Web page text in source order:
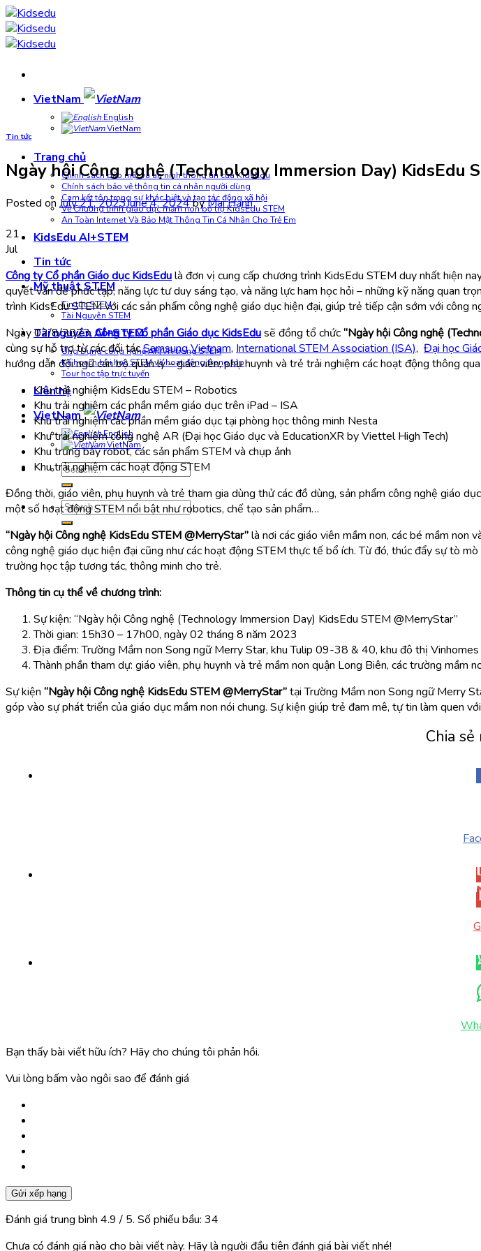
Skip
to
content
VietNam
English
VietNam
Trang chủ
Chính sách bảo mật và an ninh thông tin của KidsEdu
Chính sách bảo vệ thông tin cá nhân người dùng
Cam kết tôn trọng sự khác biệt và tạo tác động xã hội
Về Chương trình giáo dục mầm non bổ trợ KidsEdu STEM
An Toàn Internet Và Bảo Mật Thông Tin Cá Nhân Cho Trẻ Em
KidsEdu AI+STEM
Tin tức
Mỹ thuật STEM
Tin tức STEM
Tài Nguyên STEM
Tài nguyên AI+STEM
Ứng Dụng công nghệ AR/VR trong STEM
Kế hoạch bài học STEM và hoạt động trong lớp
Tour học tập trực tuyến
Liên hệ
VietNam
English
VietNam
Search
for:
Search
for:
Tin tức
Ngày hội Công nghệ (Technology Immersion Day) KidsEdu
Posted on July 21, 2023June 4, 2024byMai Hạnh
21
Jul
Công ty Cổ phần Giáo dục KidsEdulà đơn vị cung cấp chương trình KidsEdu STEM duy nhất hiện
quyết vấn đề phức tạp, năng lực tư duy sáng tạo, và năng lực ham học hỏi – những kỹ năng quan
trình KidsEdu STEM với các sản phẩm công nghệ giáo dục hiện đại, giúp trẻ tiếp cận sớm với
Ngày 02/8/2023,Công ty Cổ phần Giáo dục KidsEdusẽ đồng tổ chức“Ngày hội Công nghệ
cùng sựhỗ trợ từ các đốitácSamsung Vietnam, International STEM Association (ISA), Đại học
hướng dẫn đội ngũ cán bộ quản lý – giáo viên, phụ huynh và trẻ trải nghiệm các hoạt động thông
Khu trải nghiệm KidsEdu STEM – Robotics
Khu trải nghiệm các phần mềm giáo dục trên iPad – ISA
Khu trải nghiệm các phần mềm giáo dục tại phòng học thông minh Nesta
Khu trải nghiệm công nghệ AR (Đại học Giáo dục và EducationXR by Viettel High Tech)
Khu trưng bày robot, các sản phẩm STEM và chụp ảnh
Khu trải nghiệm các hoạt động STEM
Đồng thời, giáo viên, phụ huynh và trẻ tham gia dùng thử các đồ dùng, sản phẩm công nghệ giáo
một số hoạt động STEM nổi bật như robotics, chế tạo sản phẩm…
“Ngày hội Công nghệ KidsEdu STEM @MerryStar”là nơi các giáo viên mầm non, các bé mầm non
công nghệ giáo dục hiện đại cũng như các hoạt động STEM thực tế bổ ích. Từ đó, thúc đẩy sự tò
trường học tập tương tác, thông minh cho trẻ.
Thông tin cụ thể về chương trình:
Sự kiện: “Ngày hội Công nghệ (Technology Immersion Day) KidsEdu STEM @MerryStar”
Thời gian: 15h30 – 17h00, ngày 02 tháng 8 năm 2023
Địa điểm: Trường Mầm non Song ngữ Merry Star, khu Tulip 09-38 & 40, khu đô thị
Thành phần tham dự: giáo viên, phụ huynh và trẻ mầm non quận Long Biên, các trường mầm
Sự kiện “Ngày hội Công nghệ KidsEdu STEM @MerryStar”tại Trường Mầm non Song ngữ Merry
góp vào sự phát triển của giáo dục mầm non nói chung. Sự kiện giúp trẻ đam mê, tự tin làm quen
Chia sẻ
Bạn thấy bài viết hữu ích? Hãy cho chúng tôi phản hồi.
Vui lòng bấm vào ngôi sao để đánh giá
Gửi xếp hạng
Đánh giá trung bình 4.9 / 5. Số phiếu bầu: 34
Chưa có đánh giá nào cho bài viết này. Hãy là người đầu tiên đánh giá bài viết nhé!